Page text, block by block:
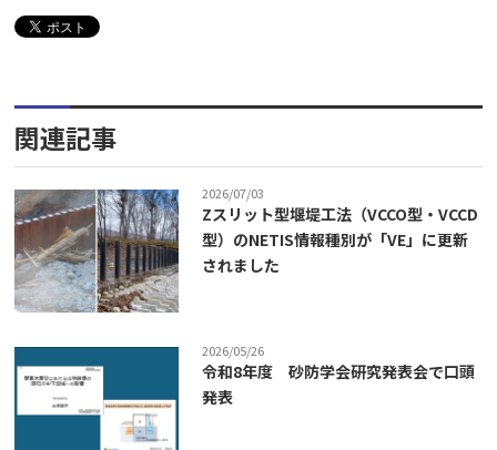
関連記事
2026/07/03
Zスリット型堰堤工法（VCCO型・VCCD
型）のNETIS情報種別が「VE」に更新
されました
2026/05/26
令和8年度 砂防学会研究発表会で口頭
発表